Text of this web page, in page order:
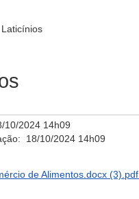
Laticínios
10/2024 14h09
18/10/2024 14h09
de Alimentos.docx (3).pdf